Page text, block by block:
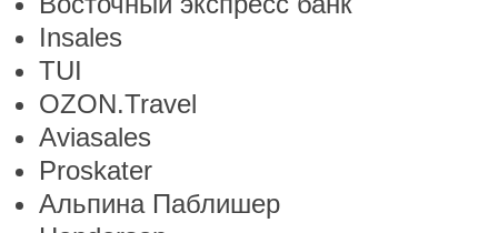
Insales
TUI
OZON.Travel
Aviasales
Proskater
Альпина Паблишер